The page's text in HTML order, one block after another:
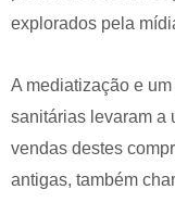
explorados pela
A mediatização e
sanitárias levaram a
vendas destes
antigas, também